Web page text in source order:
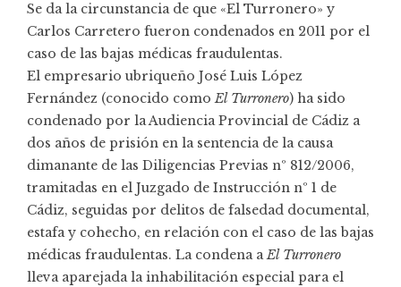
Se da la circunstancia de que «El Turronero» y
Carlos Carretero fueron condenados en 2011 por el
caso de las bajas médicas fraudulentas.
El empresario ubriqueño José Luis López
Fernández (conocido comoEl Turronero) ha sido
condenado por la Audiencia Provincial de Cádiz a
dos años de prisión en la sentenciade la causa
dimanante de las Diligencias Previas nº 812/2006,
tramitadas en el Juzgado de Instrucción nº 1 de
Cádiz, seguidas por delitos de falsedad documental,
estafa y cohecho, en relación con el caso de las bajas
médicas fraudulentas. La condena aEl Turronero
lleva aparejada la inhabilitación especial para el